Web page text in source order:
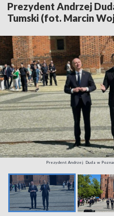
Prezydent Andrzej
Tumski (fot. Marcin
Prezydent Andrzej Duda w